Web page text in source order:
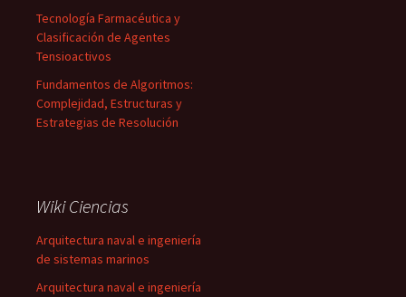
Tecnología Farmacéutica y
Clasificación de Agentes
Tensioactivos
Fundamentos de Algoritmos:
Complejidad, Estructuras y
Estrategias de Resolución
Wiki Ciencias
Arquitectura naval e ingeniería
de sistemas marinos
Arquitectura naval e ingeniería